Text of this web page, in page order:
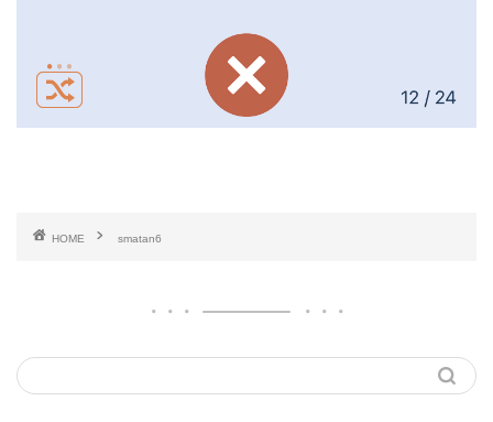
HOME smatan6